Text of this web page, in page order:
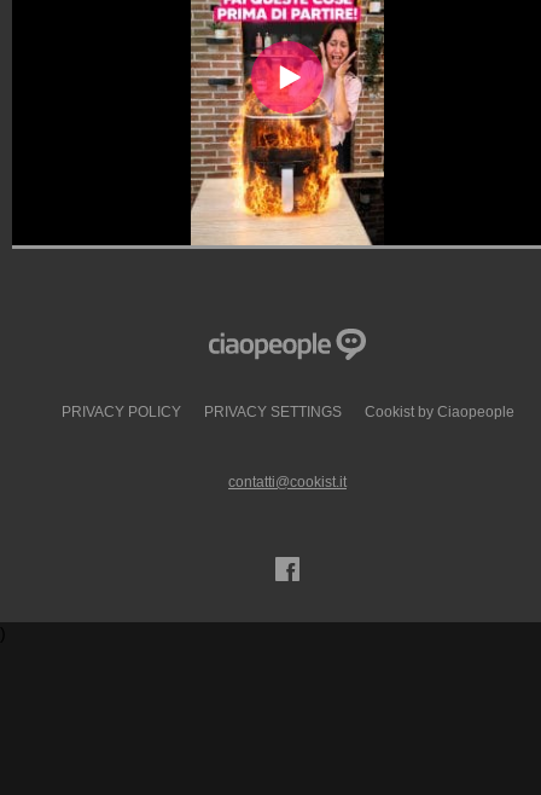
PRIVACY POLICY PRIVACY SETTINGS Cookist by Ciaopeople
contatti@cookist.it